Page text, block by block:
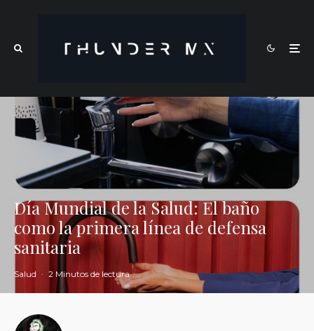
Día Mundial de la Salud: El baño
como la primera línea de defensa
sanitaria
Salud · 2 Minutos de lectura